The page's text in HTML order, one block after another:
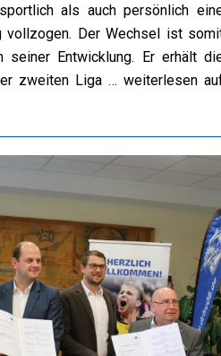
als auch persönlich
vollzogen. Der Wechsel ist
seiner Entwicklung. Er erhält
zweiten Liga … weiterlesen